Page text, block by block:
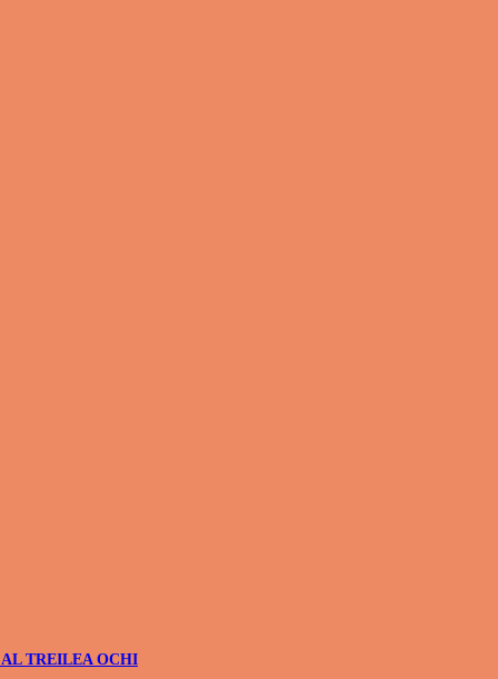
TREILEA OCHI